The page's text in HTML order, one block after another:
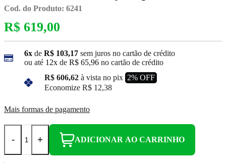
Cod. do Produto: 6241
R$ 619,00
6x de R$ 103,17 sem juros no cartão de crédito
ou até 12x de R$ 65,96 no cartão de crédito
R$ 606,62 à vista no pix 2% OFF
Economize R$ 12,38
Mais formas de pagamento
- + ADICIONAR AO CARRINHO